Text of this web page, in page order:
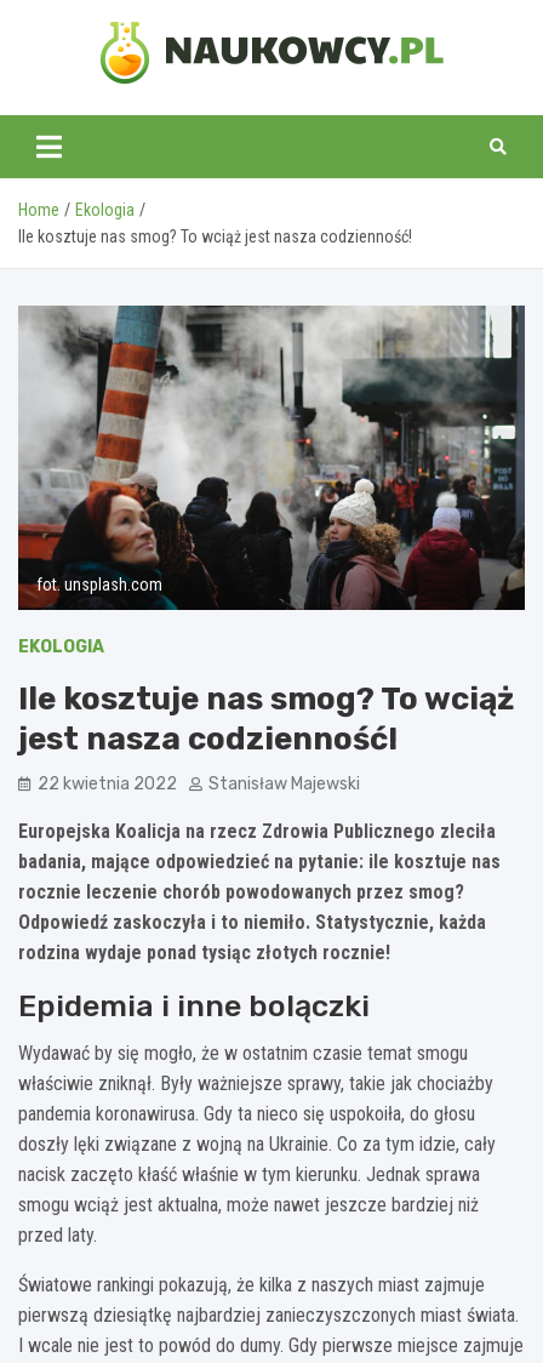
naukowcy.pl
Home
Ekologia
Ile kosztuje nas smog? To wciąż jest nasza codzienność!
fot. unsplash.com
EKOLOGIA
Ile kosztuje nas smog? To wciąż
jest nasza codzienność!
22 kwietnia 2022 Stanisław Majewski
Europejska Koalicja na rzecz Zdrowia Publicznego zleciła
badania, mające odpowiedzieć na pytanie: ile kosztuje nas
rocznie leczenie chorób powodowanych przez smog?
Odpowiedź zaskoczyła i to niemiło. Statystycznie, każda
rodzina wydaje ponad tysiąc złotych rocznie!
Epidemia i inne bolączki
Wydawać by się mogło, że w ostatnim czasie temat smogu
właściwie zniknął. Były ważniejsze sprawy, takie jak chociażby
pandemia koronawirusa. Gdy ta nieco się uspokoiła, do głosu
doszły lęki związane z wojną na Ukrainie. Co za tym idzie, cały
nacisk zaczęto kłaść właśnie w tym kierunku. Jednak sprawa
smogu wciąż jest aktualna, może nawet jeszcze bardziej niż
przed laty.
Światowe rankingi pokazują, że kilka z naszych miast zajmuje
pierwszą dziesiątkę najbardziej zanieczyszczonych miast świata.
I wcale nie jest to powód do dumy. Gdy pierwsze miejsce zajmuje